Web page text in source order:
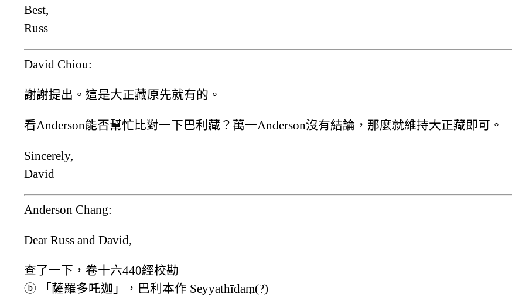
Best,
Russ
David Chiou:
謝謝提出。這是大正藏原先就有的。
看Anderson能否幫忙比對一下巴利藏？萬一Anderson沒有結論，那麼就維持大正藏即可。
Sincerely,
David
Anderson Chang:
Dear Russ and David,
查了一下，卷十六440經校勘
ⓑ 「薩羅多吒迦」，巴利本作 Seyyathīdaṃ(?)